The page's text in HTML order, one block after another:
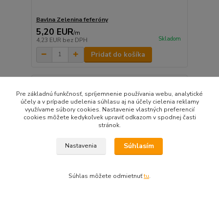
Bavlna Zelenina feferóny
5,20 EUR/m
4,23 EUR bez DPH Skladom
Pridať do košíka
Pre základnú funkčnosť, spríjemnenie používania webu, analytické
účely a v prípade udelenia súhlasu aj na účely cielenia reklamy
využívame súbory cookies. Nastavenie vlastných preferencií
cookies môžete kedykoľvek upraviť odkazom v spodnej časti
stránok.
Nastavenia Súhlasím
Súhlas môžete odmietnuťtu.